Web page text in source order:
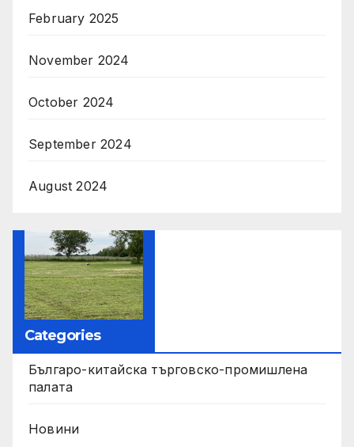
February 2025
November 2024
October 2024
September 2024
August 2024
Categories
Българо-китайска търговско-промишлена
палата
Новини